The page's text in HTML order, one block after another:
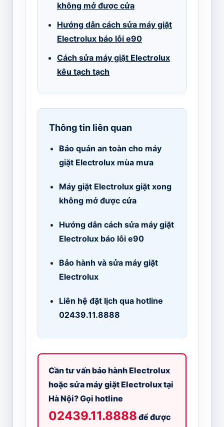
không mở được cửa
Hướng dẫn cách sửa máy giặt
Electrolux báo lỗi e90
Cách sửa máy giặt Electrolux
kêu tạch tạch
Thông tin liên quan
Bảo quản an toàn cho máy
giặt Electrolux mùa mưa
Máy giặt Electrolux giặt xong
không mở được cửa
Hướng dẫn cách sửa máy giặt
Electrolux báo lỗi e90
Bảo hành và sửa máy giặt
Electrolux
Liên hệ đặt lịch qua hotline
02439.11.8888
Cần tư vấn bảo hành Electrolux
hoặc sửa máy giặt Electrolux tại
Hà Nội? Gọi hotline
02439.11.8888 để được